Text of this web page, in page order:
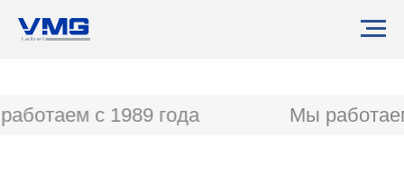
с 1989 года Мы